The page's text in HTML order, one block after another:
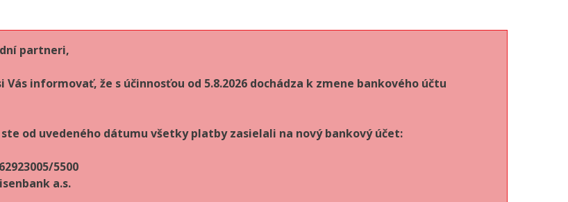
partneri,
Vás informovať, že s účinnosťou od 5.8.2026 dochádza k zmene bankového účtu
od uvedeného dátumu všetky platby zasielali na nový bankový účet:
5500
a.s.